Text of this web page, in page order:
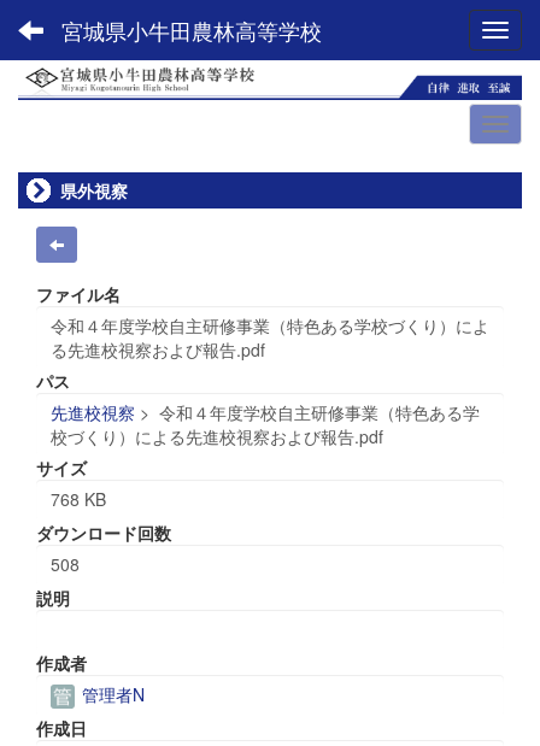
宮城県小牛田農林高等学校
県外視察
ファイル名
令和４年度学校自主研修事業（特色ある学校づくり）によ
る先進校視察および報告.pdf
パス
先進校視察 > 令和４年度学校自主研修事業（特色ある学
校づくり）による先進校視察および報告.pdf
サイズ
768 KB
ダウンロード回数
508
説明
作成者
管理者N
作成日